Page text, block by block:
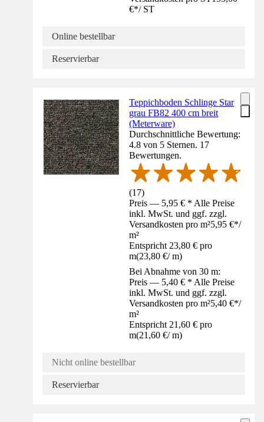
€*/ ST
Online bestellbar
Reservierbar
Teppichboden Schlinge Star
grau FB82 400 cm breit
(Meterware)
Durchschnittliche Bewertung:
4.8 von 5 Sternen. 17
Bewertungen.
(17)
Preis — 5,95 € * Alle Preise
inkl. MwSt. und ggf. zzgl.
Versandkosten pro m²5,95 €*/
m²
Entspricht 23,80 € pro
m(23,80 €/ m)
Bei Abnahme von 30 m:
Preis — 5,40 € * Alle Preise
inkl. MwSt. und ggf. zzgl.
Versandkosten pro m²5,40 €*/
m²
Entspricht 21,60 € pro
m(21,60 €/ m)
Nicht online bestellbar
Reservierbar